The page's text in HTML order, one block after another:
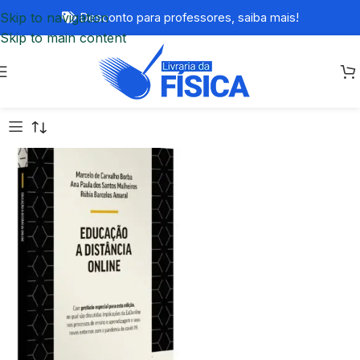
Skip to navigation
Skip to main content
Desconto para professores, saiba mais!